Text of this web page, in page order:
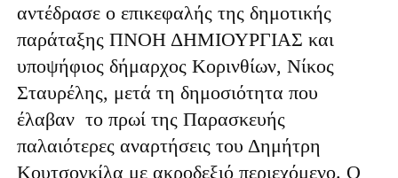
αντέδρασε ο επικεφαλής της δημοτικής
παράταξης ΠΝΟΗ ΔΗΜΙΟΥΡΓΙΑΣ και
υποψήφιος δήμαρχος Κορινθίων, Νίκος
Σταυρέλης, μετά τη δημοσιότητα που
έλαβαν το πρωί της Παρασκευής
παλαιότερες αναρτήσεις του Δημήτρη
Κουτσογκίλα με ακροδεξιό περιεχόμενο. Ο